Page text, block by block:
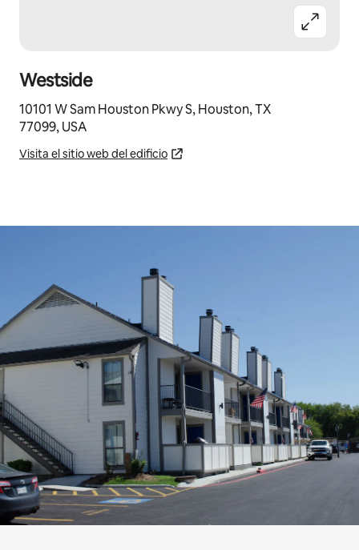
Westside
10101 W Sam Houston Pkwy S, Houston, TX
77099, USA
Visita el sitio web del edificio